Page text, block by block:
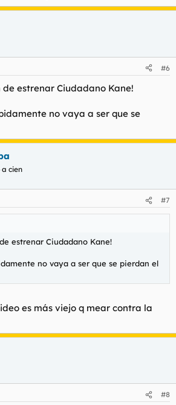
#6
estrenar Ciudadano Kane!
no vaya a ser que se
cien
#7
estrenar Ciudadano Kane!
no vaya a ser que se pierdan el
es más viejo q mear contra la
#8